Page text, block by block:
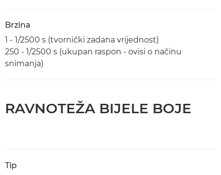
Brzina
1 - 1/2500 s (tvornički zadana vrijednost)
250 - 1/2500 s (ukupan raspon - ovisi o načinu
snimanja)
RAVNOTEŽA BIJELE BOJE
Tip